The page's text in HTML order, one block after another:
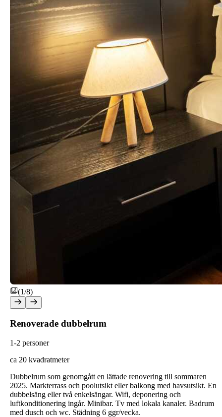
(1/8)
Renoverade dubbelrum
1-2 personer
ca 20 kvadratmeter
Dubbelrum som genomgått en lättade renovering till sommaren
2025. Markterrass och poolutsikt eller balkong med havsutsikt. En
dubbelsäng eller två enkelsängar. Wifi, deponering och
luftkonditionering ingår. Minibar. Tv med lokala kanaler. Badrum
med dusch och wc. Städning 6 ggr/vecka.